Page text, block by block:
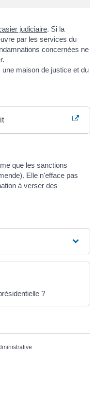
judiciaire. Si la
par les services du
concernées ne
maison de justice et du
que les sanctions
Elle n'efface pas
à verser des
?